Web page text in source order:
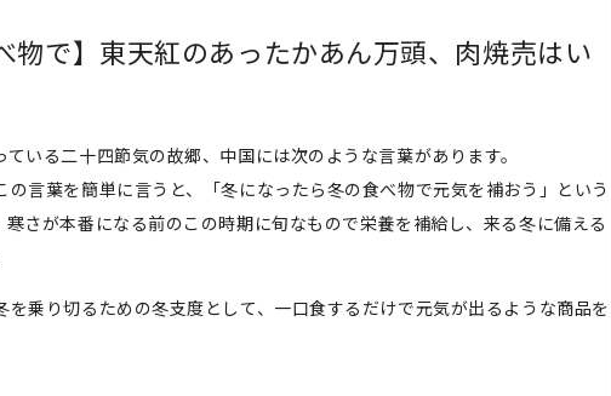
物で】東天紅のあったかあん万頭、肉焼売はい
いる二十四節気の故郷、中国には次のような言葉があります。
の言葉を簡単に言うと、「冬になったら冬の食べ物で元気を補おう」という
寒さが本番になる前のこの時期に旬なもので栄養を補給し、来る冬に備える
を乗り切るための冬支度として、一口食するだけで元気が出るような商品を